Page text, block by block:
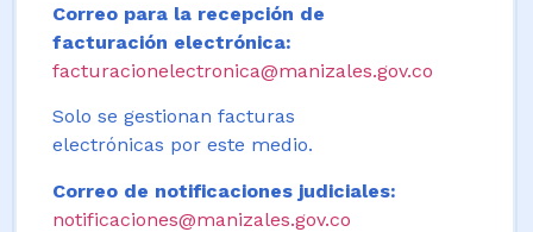
Correo para la recepción de
facturación electrónica:
facturacionelectronica@manizales.gov.co
Solo se gestionan facturas
electrónicas por este medio.
Correo de notificaciones judiciales:
notificaciones@manizales.gov.co